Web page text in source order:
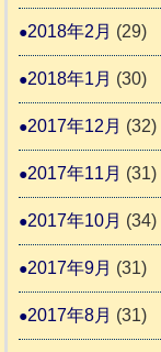
2018年2月 (29)
2018年1月 (30)
2017年12月 (32)
2017年11月 (31)
2017年10月 (34)
2017年9月 (31)
2017年8月 (31)